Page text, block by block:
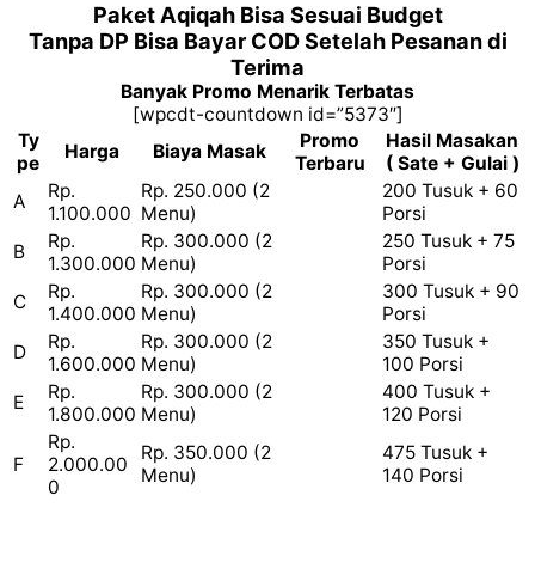
Paket Aqiqah Bisa Sesuai Budget
Tanpa DP Bisa Bayar COD Setelah Pesanan di
Terima
Banyak Promo Menarik Terbatas
[wpcdt-countdown id=”5373″]
Ty
pe
Harga Biaya Masak
Promo
Terbaru
Hasil Masakan
( Sate + Gulai )
A
Rp.
1.100.000
Rp. 250.000 (2
Menu)
200 Tusuk + 60
Porsi
B
Rp.
1.300.000
Rp. 300.000 (2
Menu)
250 Tusuk + 75
Porsi
C
Rp.
1.400.000
Rp. 300.000 (2
Menu)
300 Tusuk + 90
Porsi
D
Rp.
1.600.000
Rp. 300.000 (2
Menu)
350 Tusuk +
100 Porsi
E
Rp.
1.800.000
Rp. 300.000 (2
Menu)
400 Tusuk +
120 Porsi
F
Rp.
2.000.00
0
Rp. 350.000 (2
Menu)
475 Tusuk +
140 Porsi